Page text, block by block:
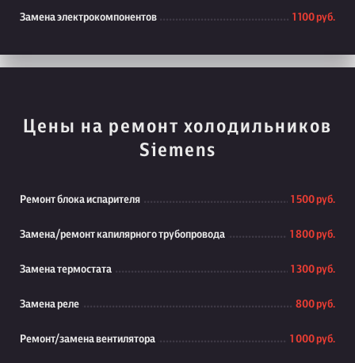
Замена электрокомпонентов 1 100 руб.
Цены на ремонт холодильников
Siemens
Ремонт блока испарителя 1 500 руб.
Замена/ремонт капилярного трубопровода 1 800 руб.
Замена термостата 1 300 руб.
Замена реле 800 руб.
Ремонт/замена вентилятора 1 000 руб.